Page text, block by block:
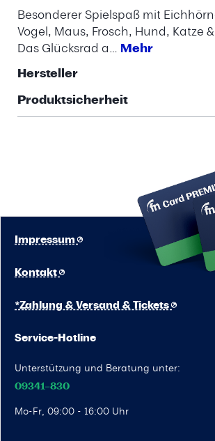
Besonderer Spielspaß mit
Vogel, Maus, Frosch, Hund, Katze
Das Glücksrad a… Mehr
Hersteller
Produktsicherheit
Service-Hotline
Unterstützung und Beratung unter:
09341–830
Mo-Fr, 09:00 - 16:00 Uhr
Kontakt
Impressum
*Zahlung & Versand & Tickets